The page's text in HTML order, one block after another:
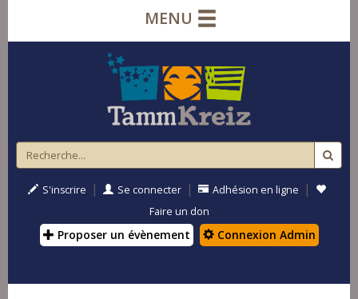
MENU
S'inscrire | Se connecter | Adhésion en ligne |
Faire un don
Proposer un évènement Connexion Admin